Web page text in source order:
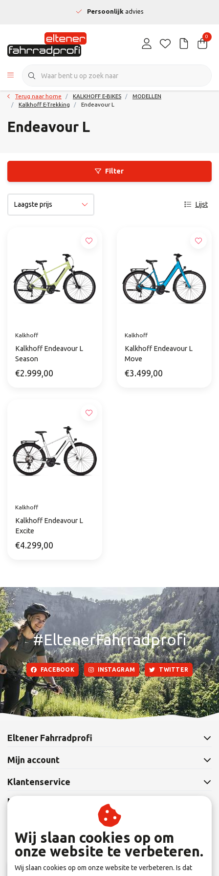
Persoonlijkadvies
0
Terug naar home KALKHOFF E-BIKES
MODELLEN
Kalkhoff E-Trekking
Endeavour L
Endeavour L
Filter
Lijst
Kalkhoff
Kalkhoff Endeavour L
Season
€2.999,00
Kalkhoff
Kalkhoff Endeavour L
Move
€3.499,00
Kalkhoff
Kalkhoff Endeavour L
Excite
€4.299,00
#EltenerFahrradprofi
FACEBOOK INSTAGRAM TWITTER
Eltener Fahrradprofi
Mijn account
Klantenservice
Nieuwsbrief
Abonneer je op onze nieuwsbrief om op de hoogte te blijven.
Abonneer
Wij slaan cookies op om
onze website te verbeteren.
Wij slaan cookies op om onze website te verbeteren. Is dat